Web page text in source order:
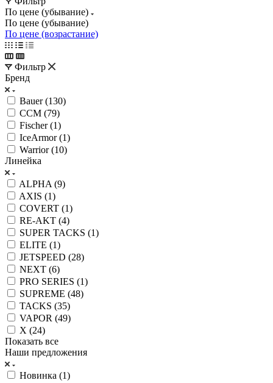
По цене (убывание)
По цене (убывание)
По цене (возрастание)
Фильтр
Бренд
Bauer (130)
CCM (79)
Fischer (1)
IceArmor (1)
Warrior (10)
Линейка
ALPHA (9)
AXIS (1)
COVERT (1)
RE-AKT (4)
SUPER TACKS (1)
ELITE (1)
JETSPEED (28)
NEXT (6)
PRO SERIES (1)
SUPREME (48)
TACKS (35)
VAPOR (49)
X (24)
Показать все
Наши предложения
Новинка (1)